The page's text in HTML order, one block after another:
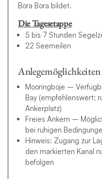
Bora Bora bildet.
Die Tagesetappe
5 bis 7 Stunden
22 Seemeilen
Anlegemöglichkeiten
Mooringboje –
Bay (empfehlenswert;
Ankerplatz)
Freies Ankern –
bei ruhigen
Hinweis: Zugang zur
den markierten Kanal
befolgen